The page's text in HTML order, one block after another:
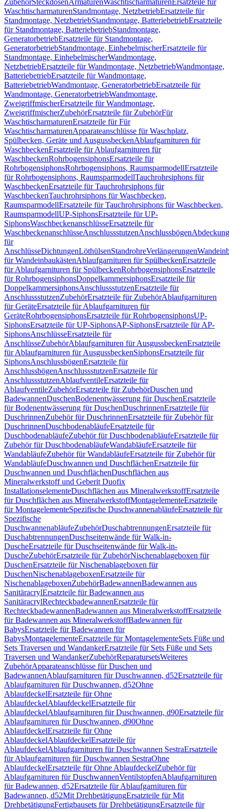
ZubehörSteckdosenArmaturenWaschtischarmaturen Ersatzteile für
WaschtischarmaturenStandmontage, NetzbetriebErsatzteile für
Standmontage, NetzbetriebStandmontage, BatteriebetriebErsatzteile
für Standmontage, BatteriebetriebStandmontage,
GeneratorbetriebErsatzteile für Standmontage,
GeneratorbetriebStandmontage, EinhebelmischerErsatzteile für
Standmontage, EinhebelmischerWandmontage,
NetzbetriebErsatzteile für Wandmontage, NetzbetriebWandmontage,
BatteriebetriebErsatzteile für Wandmontage,
BatteriebetriebWandmontage, GeneratorbetriebErsatzteile für
Wandmontage, GeneratorbetriebWandmontage,
ZweigriffmischerErsatzteile für Wandmontage,
ZweigriffmischerZubehörErsatzteile für ZubehörFür
WaschtischarmaturenErsatzteile für Für
WaschtischarmaturenApparateanschlüsse für Waschplatz,
Spülbecken, Geräte und AusgussbeckenAblaufgarnituren für
WaschbeckenErsatzteile für Ablaufgarnituren für
WaschbeckenRohrbogensiphonsErsatzteile für
RohrbogensiphonsRohrbogensiphons, RaumsparmodellErsatzteile
für Rohrbogensiphons, RaumsparmodellTauchrohrsiphons für
WaschbeckenErsatzteile für Tauchrohrsiphons für
WaschbeckenTauchrohrsiphons für Waschbecken,
RaumsparmodellErsatzteile für Tauchrohrsiphons für Waschbecken,
RaumsparmodellUP-SiphonsErsatzteile für UP-
SiphonsWaschbeckenanschlüsseErsatzteile für
WaschbeckenanschlüsseAnschlussstutzenAnschlussbögen
für
AnschlüsseDichtungenLöthülsenStandrohreVerlängerungen
für WandeinbaukästenAblaufgarnituren für SpülbeckenErsatzteile
für Ablaufgarnituren für SpülbeckenRohrbogensiphonsErsatzteile
für RohrbogensiphonsDoppelkammersiphonsErsatzteile für
DoppelkammersiphonsAnschlussstutzenErsatzteile für
AnschlussstutzenZubehörErsatzteile für ZubehörAblaufgarnituren
für GeräteErsatzteile für Ablaufgarnituren für
GeräteRohrbogensiphonsErsatzteile für RohrbogensiphonsUP-
SiphonsErsatzteile für UP-SiphonsAP-SiphonsErsatzteile für AP-
SiphonsAnschlüsseErsatzteile für
AnschlüsseZubehörAblaufgarnituren für AusgussbeckenErsatzteile
für Ablaufgarnituren für AusgussbeckenSiphonsErsatzteile für
SiphonsAnschlussbögenErsatzteile für
AnschlussbögenAnschlussstutzenErsatzteile für
AnschlussstutzenAblaufventileErsatzteile für
AblaufventileZubehörErsatzteile für ZubehörDuschen und
BadewannenDuschenBodenentwässerung für DuschenErsatzteile
für Bodenentwässerung für DuschenDuschrinnenErsatzteile für
DuschrinnenZubehör für DuschrinnenErsatzteile für Zubehör für
DuschrinnenDuschbodenabläufeErsatzteile für
DuschbodenabläufeZubehör für DuschbodenabläufeErsatzteile für
Zubehör für DuschbodenabläufeWandabläufeErsatzteile für
WandabläufeZubehör für WandabläufeErsatzteile für Zubehör für
WandabläufeDuschwannen und DuschflächenErsatzteile für
Duschwannen und DuschflächenDuschflächen aus
Mineralwerkstoff und Geberit Duofix
InstallationselementeDuschflächen aus MineralwerkstoffErsatzteile
für Duschflächen aus MineralwerkstoffMontagelementeErsatzteile
für MontagelementeSpezifische DuschwannenabläufeErsatzteile für
Spezifische
DuschwannenabläufeZubehörDuschabtrennungenErsatzteile für
DuschabtrennungenDuschseitenwände für Walk-in-
DuscheErsatzteile für Duschseitenwände für Walk-in-
DuscheZubehörErsatzteile für ZubehörNischenablageboxen für
DuschenErsatzteile für Nischenablageboxen für
DuschenNischenablageboxenErsatzteile für
NischenablageboxenZubehörBadewannenBadewannen aus
SanitäracrylErsatzteile für Badewannen aus
SanitäracrylRechteckbadewannenErsatzteile für
RechteckbadewannenBadewannen aus MineralwerkstoffErsatzteile
für Badewannen aus MineralwerkstoffBadewannen für
BabysErsatzteile für Badewannen für
BabysMontagelementeErsatzteile für MontagelementeSets Füße und
Sets Traversen und WandankerErsatzteile für Sets Füße und Sets
Traversen und WandankerZubehörReparatursetsWeiteres
ZubehörApparateanschlüsse für Duschen und
BadewannenAblaufgarnituren für Duschwannen, d52Ersatzteile für
Ablaufgarnituren für Duschwannen, d52Ohne
AblaufdeckelErsatzteile für Ohne
AblaufdeckelAblaufdeckelErsatzteile für
AblaufdeckelAblaufgarnituren für Duschwannen, d90Ersatzteile für
Ablaufgarnituren für Duschwannen, d90Ohne
AblaufdeckelErsatzteile für Ohne
AblaufdeckelAblaufdeckelErsatzteile für
AblaufdeckelAblaufgarnituren für Duschwannen SestraErsatzteile
für Ablaufgarnituren für Duschwannen SestraOhne
AblaufdeckelErsatzteile für Ohne AblaufdeckelZubehör für
Ablaufgarnituren für DuschwannenVentilstopfenAblaufgarnituren
für Badewannen, d52Ersatzteile für Ablaufgarnituren für
Badewannen, d52Mit DrehbetätigungErsatzteile für Mit
DrehbetätigungFertigbausets für DrehbetätigungErsatzteile für